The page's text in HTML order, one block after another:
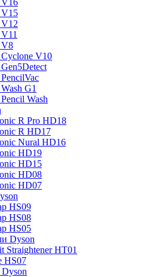
V16
V15
V8
V10
G1
Wash
R Pro HD18
R HD17
Nural HD16
HD19
HD15
HD08
HD07
HS09
HS08
HS05
Dyson
Straightener HT01
HS07